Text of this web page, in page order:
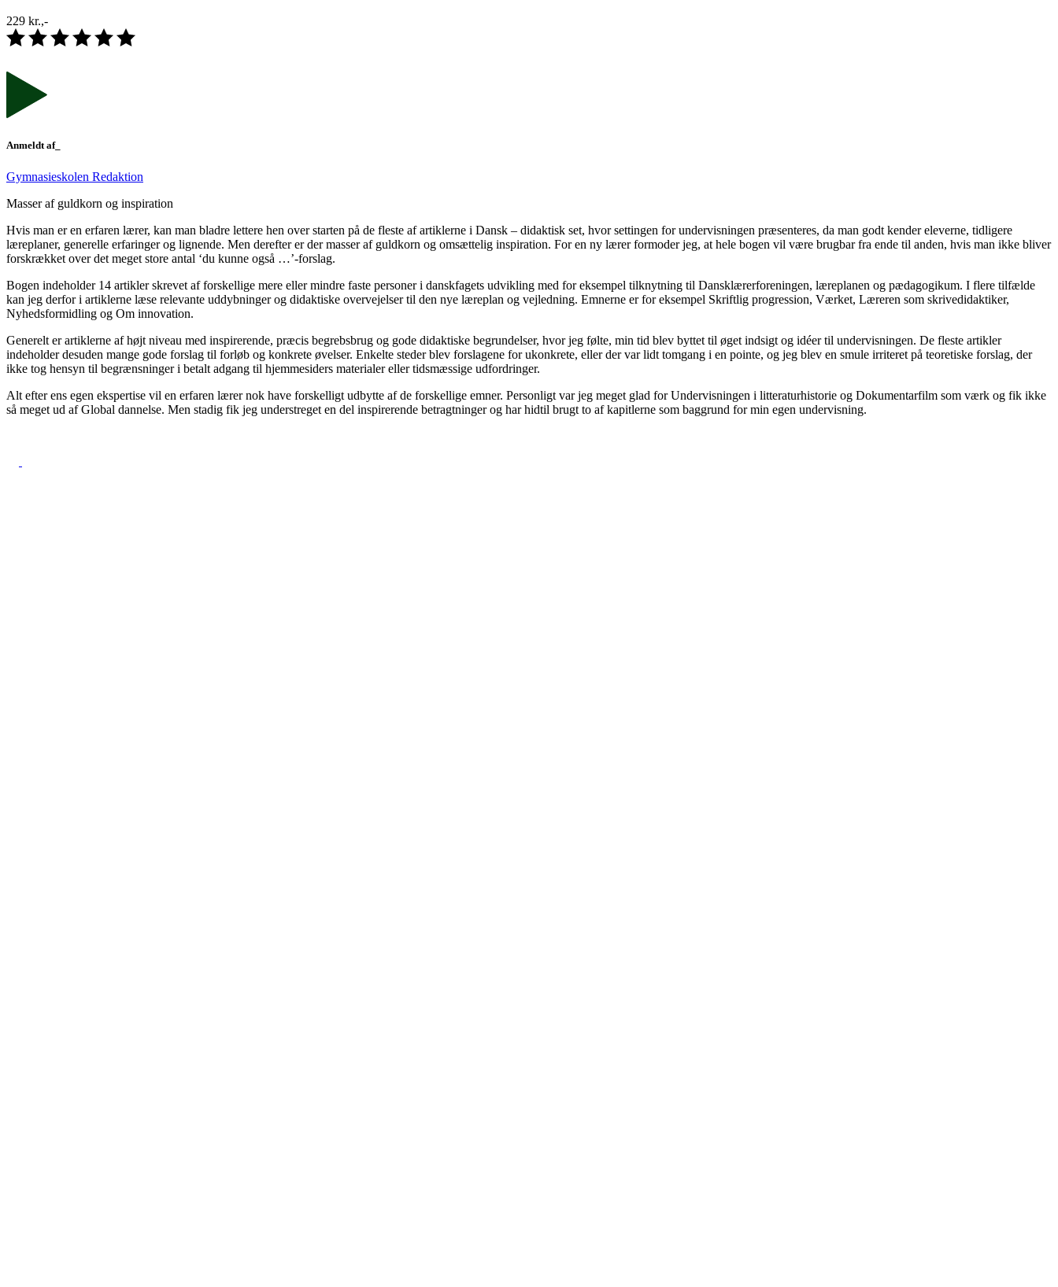
229 kr.,-
Anmeldt af_
Gymnasieskolen Redaktion
Masser af guldkorn og inspiration
Hvis man er en erfaren lærer, kan man bladre lettere hen over starten på de fleste af artiklerne i Dansk – didaktisk set, hvor settingen for undervisningen præsenteres, da man godt kender eleverne, tidligere
læreplaner, generelle erfaringer og lignende. Men derefter er der masser af guldkorn og omsættelig inspiration. For en ny lærer formoder jeg, at hele bogen vil være brugbar fra ende til anden, hvis man ikke bliver
forskrækket over det meget store antal ‘du kunne også …’-forslag.
Bogen indeholder 14 artikler skrevet af forskellige mere eller mindre faste personer i danskfagets udvikling med for eksempel tilknytning til Dansklærerforeningen, læreplanen og pædagogikum. I flere tilfælde
kan jeg derfor i artiklerne læse relevante uddybninger og didaktiske overvejelser til den nye læreplan og vejledning. Emnerne er for eksempel Skriftlig progression, Værket, Læreren som skrivedidaktiker,
Nyhedsformidling og Om innovation.
Generelt er artiklerne af højt niveau med inspirerende, præcis begrebsbrug og gode didaktiske begrundelser, hvor jeg følte, min tid blev byttet til øget indsigt og idéer til undervisningen. De fleste artikler
indeholder desuden mange gode forslag til forløb og konkrete øvelser. Enkelte steder blev forslagene for ukonkrete, eller der var lidt tomgang i en pointe, og jeg blev en smule irriteret på teoretiske forslag, der
ikke tog hensyn til begrænsninger i betalt adgang til hjemmesiders materialer eller tidsmæssige udfordringer.
Alt efter ens egen ekspertise vil en erfaren lærer nok have forskelligt udbytte af de forskellige emner. Personligt var jeg meget glad for Undervisningen i litteraturhistorie og Dokumentarfilm som værk og fik ikke
så meget ud af Global dannelse. Men stadig fik jeg understreget en del inspirerende betragtninger og har hidtil brugt to af kapitlerne som baggrund for min egen undervisning.